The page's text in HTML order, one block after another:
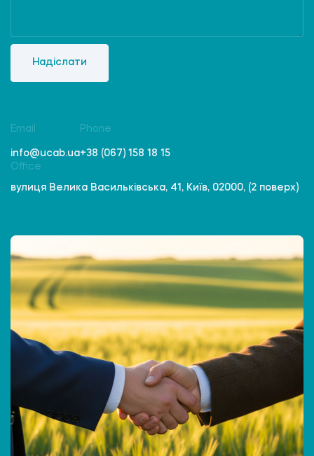
Надіслати
Email
info@ucab.ua
Phone
+38 (067) 158 18 15
Office
вулиця Велика Васильківська, 41, Київ, 02000, (2 поверх)